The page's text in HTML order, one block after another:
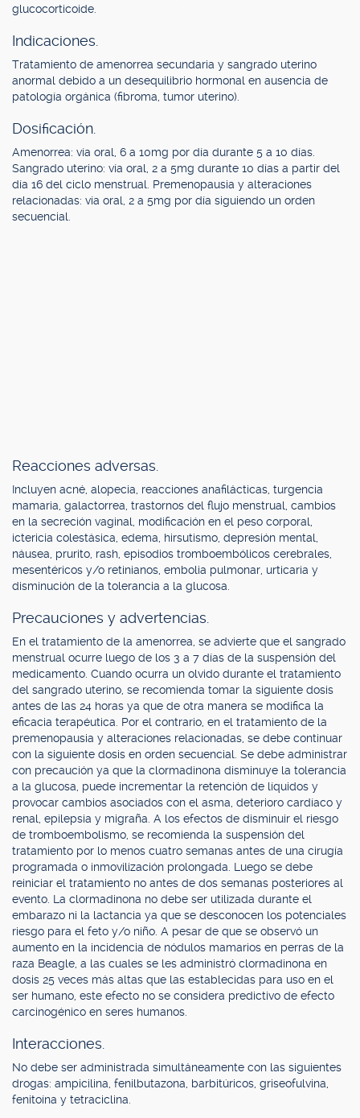
glucocorticoide.
Indicaciones.
Tratamiento de amenorrea secundaria y sangrado uterino
anormal debido a un desequilibrio hormonal en ausencia de
patología orgánica (fibroma, tumor uterino).
Dosificación.
Amenorrea: vía oral, 6 a 10mg por día durante 5 a 10 días.
Sangrado uterino: vía oral, 2 a 5mg durante 10 días a partir del
día 16 del ciclo menstrual. Premenopausia y alteraciones
relacionadas: vía oral, 2 a 5mg por día siguiendo un orden
secuencial.
Reacciones adversas.
Incluyen acné, alopecia, reacciones anafilácticas, turgencia
mamaria, galactorrea, trastornos del flujo menstrual, cambios
en la secreción vaginal, modificación en el peso corporal,
ictericia colestásica, edema, hirsutismo, depresión mental,
náusea, prurito, rash, episodios tromboembólicos cerebrales,
mesentéricos y/o retinianos, embolia pulmonar, urticaria y
disminución de la tolerancia a la glucosa.
Precauciones y advertencias.
En el tratamiento de la amenorrea, se advierte que el sangrado
menstrual ocurre luego de los 3 a 7 días de la suspensión del
medicamento. Cuando ocurra un olvido durante el tratamiento
del sangrado uterino, se recomienda tomar la siguiente dosis
antes de las 24 horas ya que de otra manera se modifica la
eficacia terapéutica. Por el contrario, en el tratamiento de la
premenopausia y alteraciones relacionadas, se debe continuar
con la siguiente dosis en orden secuencial. Se debe administrar
con precaución ya que la clormadinona disminuye la tolerancia
a la glucosa, puede incrementar la retención de líquidos y
provocar cambios asociados con el asma, deterioro cardíaco y
renal, epilepsia y migraña. A los efectos de disminuir el riesgo
de tromboembolismo, se recomienda la suspensión del
tratamiento por lo menos cuatro semanas antes de una cirugía
programada o inmovilización prolongada. Luego se debe
reiniciar el tratamiento no antes de dos semanas posteriores al
evento. La clormadinona no debe ser utilizada durante el
embarazo ni la lactancia ya que se desconocen los potenciales
riesgo para el feto y/o niño. A pesar de que se observó un
aumento en la incidencia de nódulos mamarios en perras de la
raza Beagle, a las cuales se les administró clormadinona en
dosis 25 veces más altas que las establecidas para uso en el
ser humano, este efecto no se considera predictivo de efecto
carcinogénico en seres humanos.
Interacciones.
No debe ser administrada simultáneamente con las siguientes
drogas: ampicilina, fenilbutazona, barbitúricos, griseofulvina,
fenitoína y tetraciclina.